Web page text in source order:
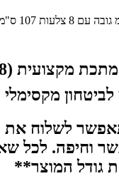
לשלוח את
וחיפה. לכל
גודל המוצר**